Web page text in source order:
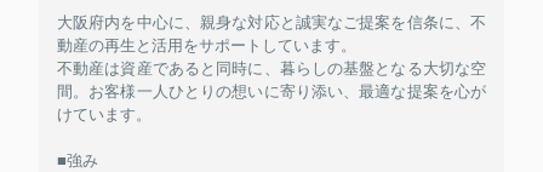
大阪府内を中心に、親身な対応と誠実なご提案を信条に、不
動産の再生と活用をサポートしています。
不動産は資産であると同時に、暮らしの基盤となる大切な空
間。お客様一人ひとりの想いに寄り添い、最適な提案を心が
けています。
■強み